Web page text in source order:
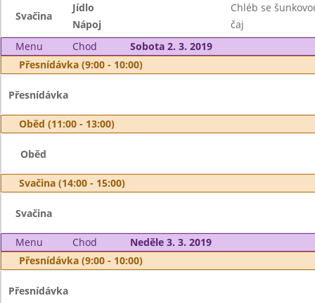
Svačina
Jídlo
Chléb se
Nápoj
čaj
Menu
Chod
Sobota 2. 3. 2019
Přesnídávka (9:00 - 10:00)
Přesnídávka
Oběd (11:00 - 13:00)
Oběd
Svačina (14:00 - 15:00)
Svačina
Menu Chod
Neděle 3. 3. 2019
Přesnídávka (9:00 - 10:00)
Přesnídávka